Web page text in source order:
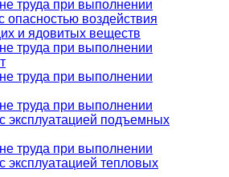
труда при выполнении
опасностью воздействия
и ядовитых веществ
труда при выполнении
труда при выполнении
труда при выполнении
эксплуатацией подъемных
труда при выполнении
эксплуатацией тепловых